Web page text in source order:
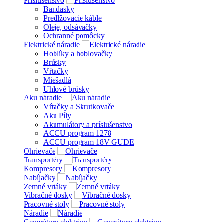
Bandasky
Predlžovacie káble
Oleje, odsávačky
Ochranné pomôcky
Elektrické náradie
Hoblíky a hoblovačky
Brúsky
Vŕtačky
Miešadlá
Uhlové brúsky
Aku náradie
Vŕtačky a Skrutkovače
Aku Píly
Akumulátory a príslušenstvo
ACCU program 1278
ACCU program 18V GUDE
Ohrievače
Transportéry
Kompresory
Nabíjačky
Zemné vrtáky
Vibračné dosky
Pracovné stoly
Náradie